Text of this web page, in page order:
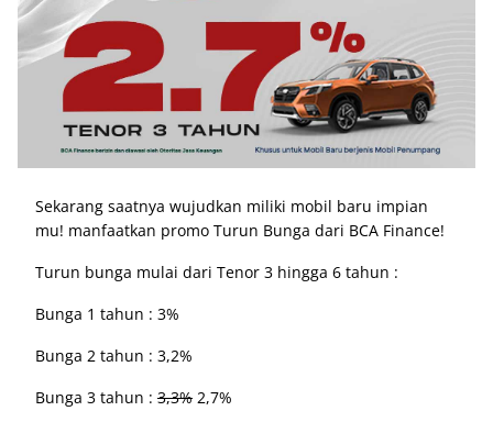
Sekarang saatnya wujudkan miliki mobil baru impian
mu! manfaatkan promo Turun Bunga dari BCA Finance!
Turun bunga mulai dari Tenor 3 hingga 6 tahun :
Bunga 1 tahun : 3%
Bunga 2 tahun : 3,2%
Bunga 3 tahun : 3,3% 2,7%